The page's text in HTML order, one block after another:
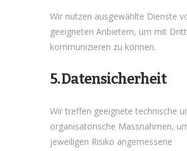
Wir nutzen ausgewählte Dienste
geeigneten Anbietern, um mit
kommunizieren zu können.
5. Datensicherheit
Wir treffen geeignete technische
organisatorische Massnahmen,
jeweiligen Risiko angemessene